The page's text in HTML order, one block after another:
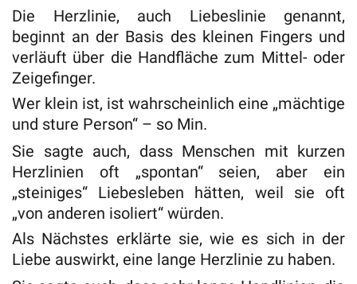
Die Herzlinie, auch Liebeslinie genannt,
beginnt an der Basis des kleinen Fingers und
verläuft über die Handfläche zum Mittel- oder
Zeigefinger.
Wer klein ist, ist wahrscheinlich eine „mächtige
und sture Person“ – so Min.
Sie sagte auch, dass Menschen mit kurzen
Herzlinien oft „spontan“ seien, aber ein
„steiniges“ Liebesleben hätten, weil sie oft
„von anderen isoliert“ würden.
Als Nächstes erklärte sie, wie es sich in der
Liebe auswirkt, eine lange Herzlinie zu haben.